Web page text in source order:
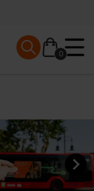
0
Mobile menu
Next